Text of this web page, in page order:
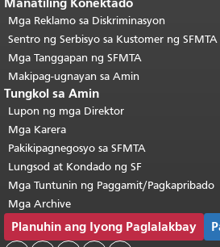
Mga Reklamo sa Diskriminasyon
Sentro ng Serbisyo sa Kustomer ng SFMTA
Mga Tanggapan ng SFMTA
Makipag-ugnayan sa Amin
Tungkol sa Amin
Lupon ng mga Direktor
Mga Karera
Pakikipagnegosyo sa SFMTA
Lungsod at Kondado ng SF
Mga Tuntunin ng Paggamit/Pagkapribado
Mga Archive
Planuhin ang Iyong Paglalakbay